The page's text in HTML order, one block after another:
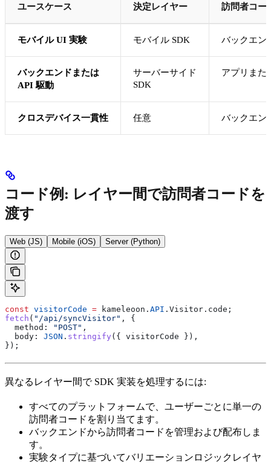
ユースケース 決定レイヤー 訪問者コー
モバイル UI 実験 モバイル SDK バックエン
バックエンドまたは
API 駆動
サーバーサイド
SDK
アプリまた
クロスデバイス一貫性 任意 バックエン
コード例: レイヤー間で訪問者コードを
渡す
Web (JS) Mobile (iOS) Server (Python)
const visitorCode = kameleoon . API . Visitor . code ;
fetch ( "/api/syncVisitor" , {
  method:
"POST" ,
  body:
JSON . stringify ({ visitorCode }),
});
異なるレイヤー間で SDK 実装を処理するには:
すべてのプラットフォームで、ユーザーごとに単一の
訪問者コードを割り当てます。
バックエンドから訪問者コードを管理および配布しま
す。
実験タイプに基づいてバリエーションロジックレイヤ